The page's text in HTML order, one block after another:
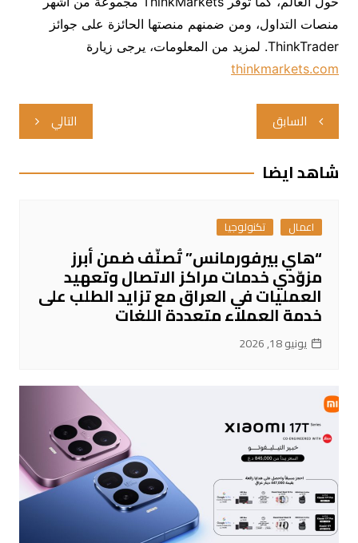
منصات التداول، ومن ضمنهم منصتها الحائزة على جوائز
ThinkTrader. لمزيد من المعلومات، يرجى زيارة
thinkmarkets.com
تصفّح
المقالات
السابق التالي
شاهد ايضا
اعمال تكنولوجيا
“هاي بيرفورمانس” تُصنّف ضمن أبرز
مزوّدي خدمات مراكز الاتصال وتعهيد
العمليات في العراق مع تزايد الطلب على
خدمة العملاء متعددة اللغات
يونيو 18, 2026